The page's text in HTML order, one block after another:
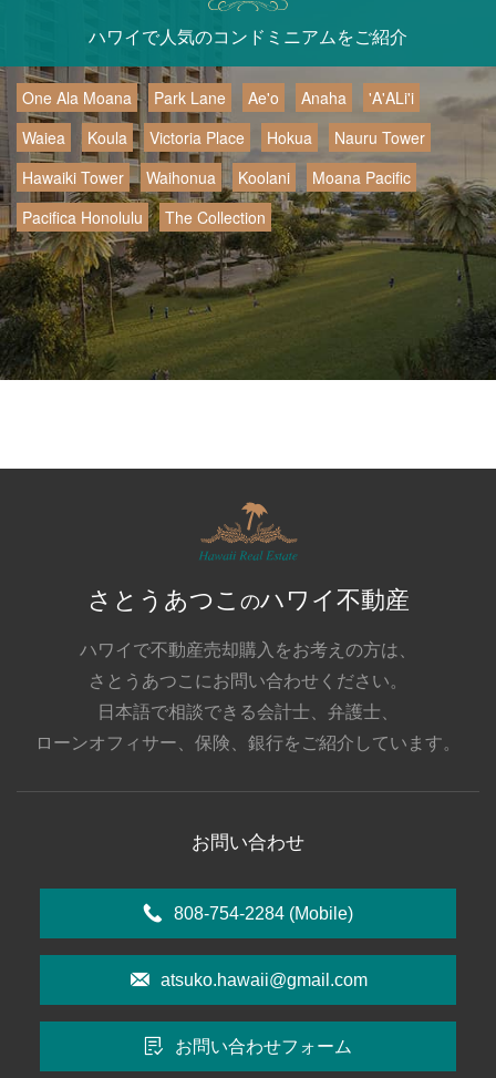
ハワイで人気のコンドミニアムをご紹介
One Ala Moana Park Lane Ae'o Anaha
'A'ALi'i
Waiea
Koula Victoria Place Hokua
Nauru Tower
Hawaiki Tower
Waihonua Koolani
Moana Pacific
Pacifica Honolulu
The Collection
さとうあつこ のハワイ不動産
ハワイで不動産売却購入をお考えの方は、
さとうあつこにお問い合わせください。
日本語で相談できる会計士、弁護士、
ローンオフィサー、保険、銀行をご紹介しています。
お問い合わせ
808-754-2284 (Mobile)
atsuko.hawaii@gmail.com
お問い合わせフォーム